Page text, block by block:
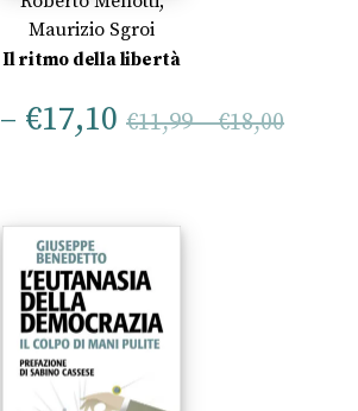
Maurizio Sgroi
Il ritmo della libertà
– €17,10 €11,99–€18,00